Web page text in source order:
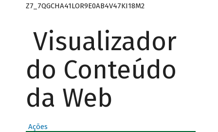
Z7_7QGCHA41LOR9E0AB4V47KI18M2
Visualizador
do Conteúdo
da Web
Ações